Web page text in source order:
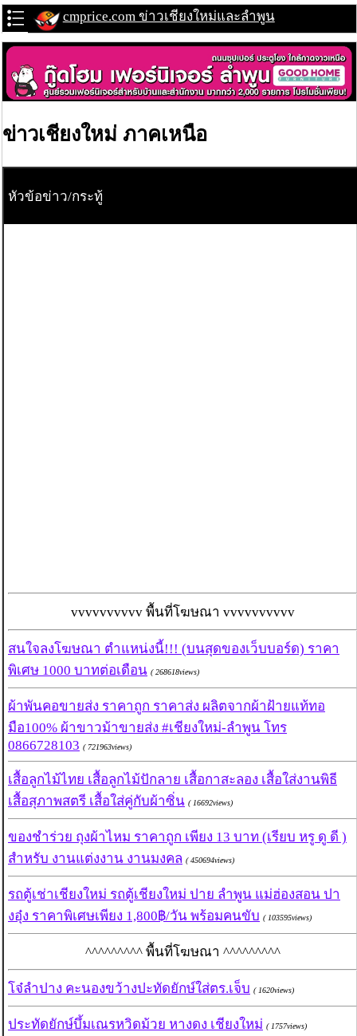
cmprice.com ข่าวเชียงใหม่และลำพูน
ข่าวเชียงใหม่ ภาคเหนือ
หัวข้อข่าว/กระทู้
vvvvvvvvvv พื้นที่โฆษณา vvvvvvvvvv
สนใจลงโฆษณา ตำแหน่งนี้!!! (บนสุดของเว็บบอร์ด) ราคา
พิเศษ 1000 บาทต่อเดือน ( 268618views)
ผ้าพันคอขายส่ง ราคาถูก ราคาส่ง ผลิตจากผ้าฝ้ายแท้ทอ
มือ100% ผ้าขาวม้าขายส่ง #เชียงใหม่-ลำพูน โทร
0866728103 ( 721963views)
เสื้อลูกไม้ไทย เสื้อลูกไม้ปักลาย เสื้อกาสะลอง เสื้อใส่งานพิธี
เสื้อสุภาพสตรี เสื้อใส่คู่กับผ้าซิ่น ( 16692views)
ของชำร่วย ถุงผ้าไหม ราคาถูก เพียง 13 บาท (เรียบ หรู ดู ดี )
สำหรับ งานแต่งงาน งานมงคล ( 450694views)
รถตู้เช่าเชียงใหม่ รถตู้เชียงใหม่ ปาย ลำพูน แม่ฮ่องสอน ปา
งอุ๋ง ราคาพิเศษเพียง 1,800฿/วัน พร้อมคนขับ ( 103595views)
^^^^^^^^^ พื้นที่โฆษณา ^^^^^^^^^
โจ๋ลำปาง คะนองขว้างปะทัดยักษ์ใส่ตร.เจ็บ ( 1620views)
ประทัดยักษ์บึ้มเณรหวิดม้วย หางดง เชียงใหม่ ( 1757views)